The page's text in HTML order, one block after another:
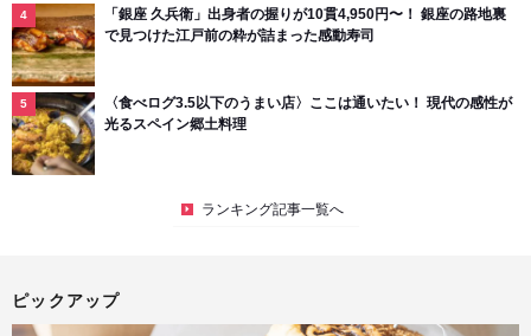
「銀座 久兵衛」出身者の握りが10貫4,950円〜！ 銀座の路地裏
で見つけた江戸前の粋が詰まった感動寿司
〈食べログ3.5以下のうまい店〉ここは通いたい！ 現代の感性が
光るスペイン郷土料理
ランキング記事一覧へ
ピックアップ